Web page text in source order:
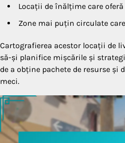
Locații de înălțime care
Zone mai puțin circulate
Cartografierea acestor locații de
să-și planifice mișcările și
de a obține pachete de resurse și
meci.